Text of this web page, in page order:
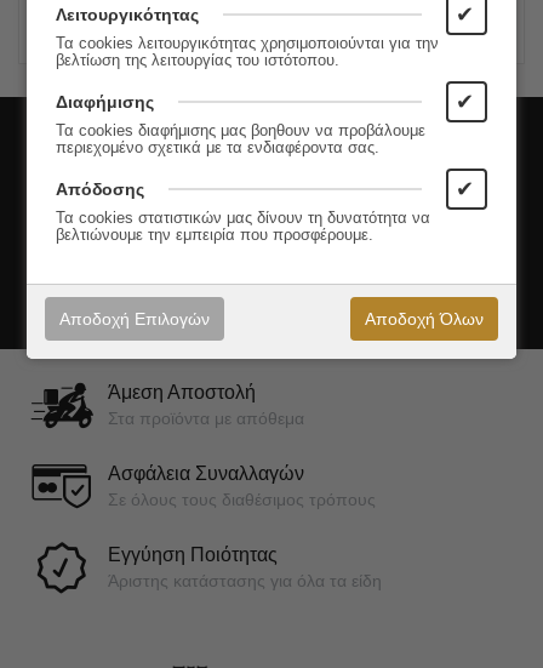
Εγγραφή στο Newsletter
Μάθετε πρώτοι τις νέες κυκλοφορίες και τις
προσφορές μας!
Εγγραφή
Άμεση Αποστολή
Στα προϊόντα με απόθεμα
Ασφάλεια Συναλλαγών
Σε όλους τους διαθέσιμος τρόπους
Εγγύηση Ποιότητας
Άριστης κατάστασης για όλα τα είδη
Λειτουργικότητας ✔
Τα cookies λειτουργικότητας χρησιμοποιούνται για την
βελτίωση της λειτουργίας του ιστότοπου.
Διαφήμισης ✔
Τα cookies διαφήμισης μας βοηθουν να προβάλουμε
περιεχομένο σχετικά με τα ενδιαφέροντα σας.
Απόδοσης ✔
Τα cookies στατιστικών μας δίνουν τη δυνατότητα να
βελτιώνουμε την εμπειρία που προσφέρουμε.
Αποδοχή Επιλογών Αποδοχή Όλων